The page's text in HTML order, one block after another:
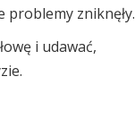
problemy zniknęły.
i udawać,